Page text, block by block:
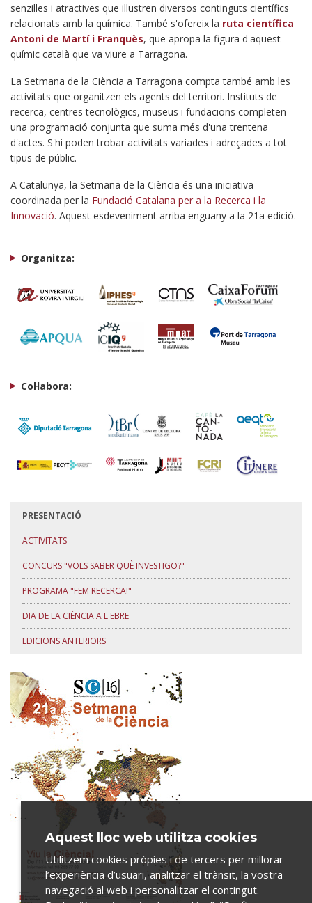
senzilles i atractives que il·lustren diversos continguts científics
relacionats amb la química. També s'ofereix la ruta científica
Antoni de Martí i Franquès, que apropa la figura d'aquest
químic català que va viure a Tarragona.
La Setmana de la Ciència a Tarragona compta també amb les
activitats que organitzen els agents del territori. Instituts de
recerca, centres tecnològics, museus i fundacions completen
una programació conjunta que suma més d'una trentena
d'actes. S'hi poden trobar activitats variades i adreçades a tot
tipus de públic.
A Catalunya, la Setmana de la Ciència és una iniciativa
coordinada per la Fundació Catalana per a la Recerca i la
Innovació. Aquest esdeveniment arriba enguany a la 21a edició.
Organitza:
Col·labora:
PRESENTACIÓ
ACTIVITATS
CONCURS "VOLS SABER QUÈ INVESTIGO?"
PROGRAMA "FEM RECERCA!"
DIA DE LA CIÈNCIA A L'EBRE
EDICIONS ANTERIORS
Aquest lloc web utilitza cookies
Utilitzem cookies pròpies i de tercers per millorar
l’experiència d’usuari, analitzar el trànsit, la vostra
navegació al web i personalitzar el contingut.